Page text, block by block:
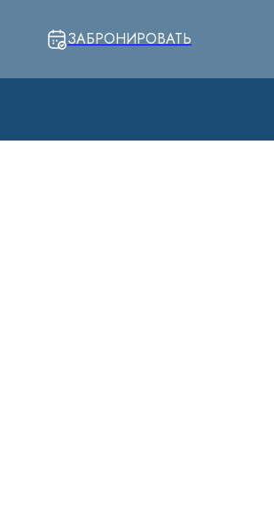
ЗАБРОНИРОВАТЬ